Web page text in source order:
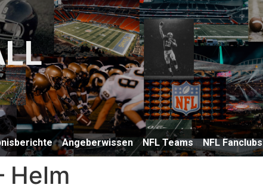
Angeberwissen NFL Teams NFL Fanclubs
Helm